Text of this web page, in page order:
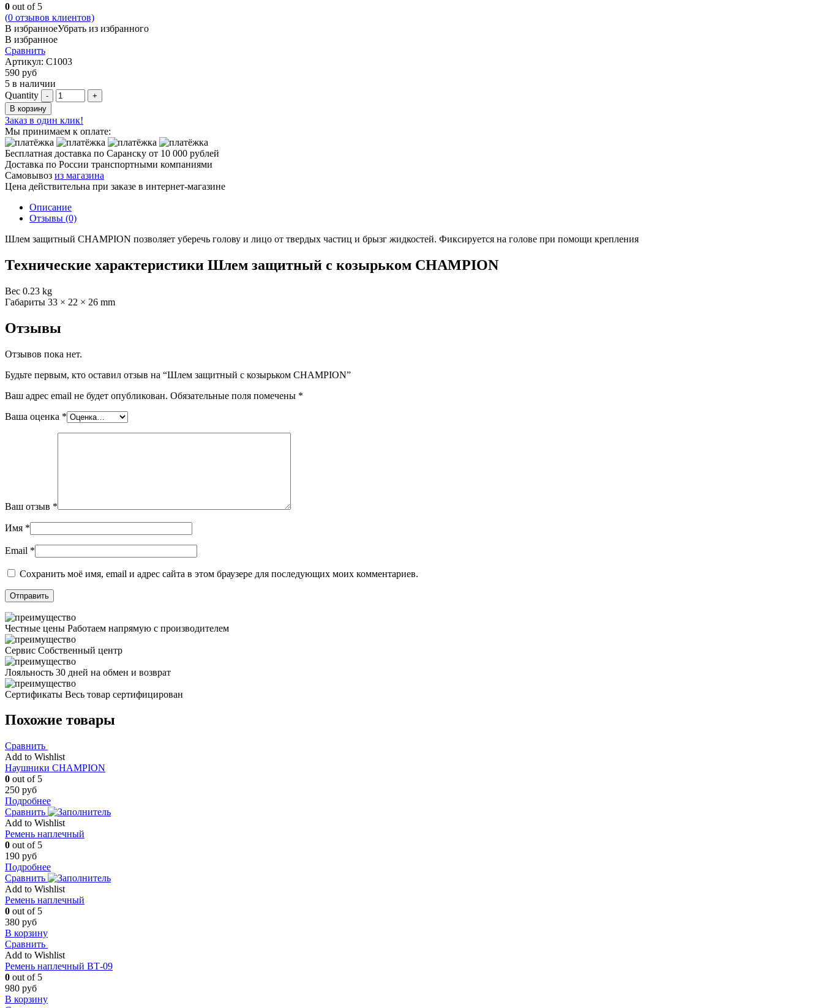
0 out of 5
(0 отзывов клиентов)
В избранноеУбрать из избранного
В избранное
Сравнить
Артикул: C1003
590 руб
5 в наличии
Quantity
В корзину
Заказ в один клик!
Мы принимаем к оплате:
Бесплатная доставка по Саранску от 10 000 рублей
Доставка по России транспортными компаниями
Самовывоз из магазина
Цена действительна при заказе в интернет-магазине
Описание
Отзывы (0)
Шлем защитный CHAMPION позволяет уберечь голову и лицо от твердых частиц и брызг жидкостей. Фиксируется на голове при помощи крепления
Технические характеристики Шлем защитный с козырьком CHAMPION
Вес 0.23 kg
Габариты 33 × 22 × 26 mm
Отзывы
Отзывов пока нет.
Будьте первым, кто оставил отзыв на “Шлем защитный с козырьком CHAMPION”
Ваш адрес email не будет опубликован. Обязательные поля помечены *
Ваша оценка *
Ваш отзыв *
Имя *
Email *
Сохранить моё имя, email и адрес сайта в этом браузере для последующих моих комментариев.
Честные цены Работаем напрямую с производителем
Сервис Собственный центр
Лояльность 30 дней на обмен и возврат
Сертификаты Весь товар сертифицирован
Похожие товары
Сравнить
Add to Wishlist
Наушники CHAMPION
0 out of 5
250 руб
Подробнее
Сравнить
Add to Wishlist
Ремень наплечный
0 out of 5
190 руб
Подробнее
Сравнить
Add to Wishlist
Ремень наплечный
0 out of 5
380 руб
В корзину
Сравнить
Add to Wishlist
Ремень наплечный ВТ-09
0 out of 5
980 руб
В корзину